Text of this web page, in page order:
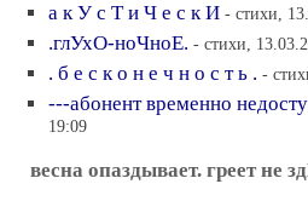
а к У с Т и Ч е с к И - стихи,
.глУхО-ноЧноЕ. - стихи,
. б е с к о н е ч н о с т ь . -
---абонент временно
19:09
весна опаздывает. греет не